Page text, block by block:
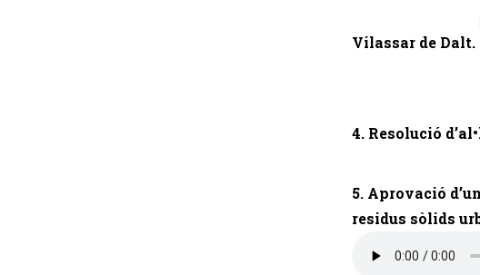
Vilassar de Dalt.
4. Resolució
5. Aprovació
residus sòlids